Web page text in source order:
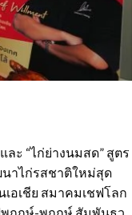
ะ “ไก่ย่างนมสด” สูตร
าไก่รสชาติใหม่สุด
อเชีย สมาคมเชฟโลก